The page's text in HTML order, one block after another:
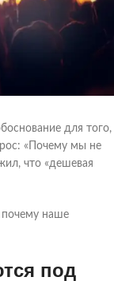
для того,
«Почему мы не
что «дешевая
почему наше
под